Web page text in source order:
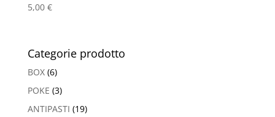
5,00 €
Categorie prodotto
BOX (6)
POKE (3)
ANTIPASTI (19)